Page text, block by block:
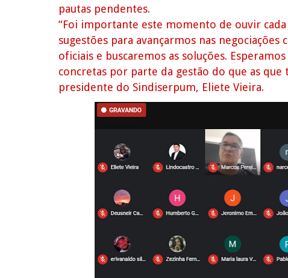
pautas pendentes.
“Foi importante este momento de ouvir cada
sugestões para avançarmos nas
oficiais e buscaremos as soluções.
concretas por parte da gestão do que as
presidente do Sindiserpum, Eliete Vieira.